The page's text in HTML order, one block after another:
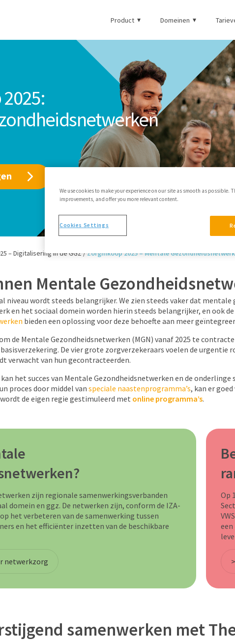
Product Domeinen
– Digitalisering in de GGZ/Zorginkoop 2025 – Mentale
Mentale
niveau wordt steeds belangrijker. We zien steeds vaker dat
en het sociaal domein worden hierin steeds belangrijker, en ook
bieden een oplossing voor deze behoefte aan meer
de Mentale Gezondheidsnetwerken (MGN) vanaf 2025 te
De vier grote zorgverzekeraars voelen de
verwacht van hun gecontracteerden.
het succes van Mentale Gezondheidsnetwerken en de
proces door middel van speciale naastenprogramma’s, kan er
de eigen regie gestimuleerd met online programma’s.
zijn regionale samenwerkingsverbanden
domein en ggz. De netwerken zijn, conform de IZA-
het verbeteren van de samenwerking tussen
en het efficiënter inzetten van de beschikbare
netwerkzorg
Op
samenwerken met
We use cookies to make your experience on our site as smooth as possible.
improvements, and offer you more relevant content.
Cookies Settings